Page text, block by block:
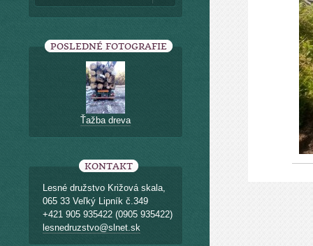
POSLEDNÉ FOTOGRAFIE
Ťažba dreva
KONTAKT
Lesné družstvo Križová skala,
065 33 Veľký Lipník č.349
+421 905 935422 (0905 935422)
lesnedruzstvo@slnet.sk